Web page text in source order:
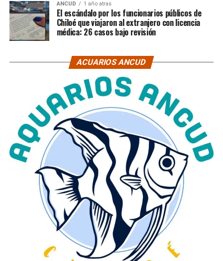
ANCUD 1 año atras
El escándalo por los funcionarios públicos de
Chiloé que viajaron al extranjero con licencia
médica: 26 casos bajo revisión
ACUARIOS ANCUD